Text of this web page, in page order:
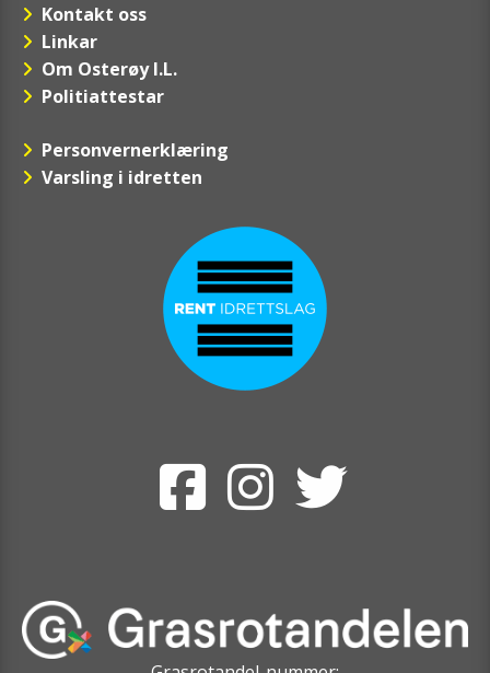
Kontakt oss
Linkar
Om Osterøy I.L.
Politiattestar
Personvernerklæring
Varsling i idretten